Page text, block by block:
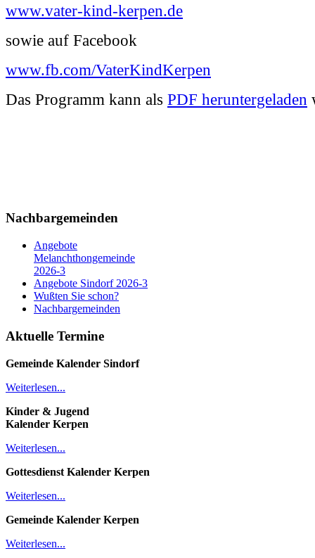
www.vater-kind-kerpen.de
sowie auf Facebook
www.fb.com/VaterKindKerpen
Das Programm kann als PDF heruntergeladen
Nachbargemeinden
Angebote
Melanchthongemeinde
2026-3
Angebote Sindorf 2026-3
Wußten Sie schon?
Nachbargemeinden
Aktuelle Termine
Gemeinde Kalender Sindorf
Weiterlesen...
Kinder & Jugend
Kalender Kerpen
Weiterlesen...
Gottesdienst Kalender Kerpen
Weiterlesen...
Gemeinde Kalender Kerpen
Weiterlesen...